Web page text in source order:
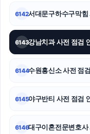
6142서대문구하수구막
6143강남치과 사전 점검
6144수원흥신소 사전 점
6145야구반티 사전 점검
6146대구이혼전문변호